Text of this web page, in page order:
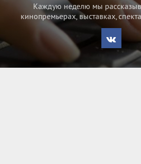
Каждую неделю мы
кинопремьерах, выставках,